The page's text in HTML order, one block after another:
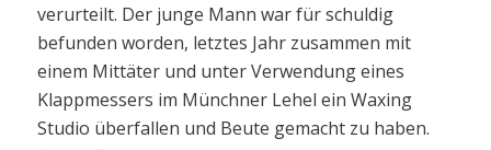
verurteilt. Der junge Mann war für schuldig
befunden worden, letztes Jahr zusammen mit
einem Mittäter und unter Verwendung eines
Klappmessers im Münchner Lehel ein Waxing
Studio überfallen und Beute gemacht zu haben.